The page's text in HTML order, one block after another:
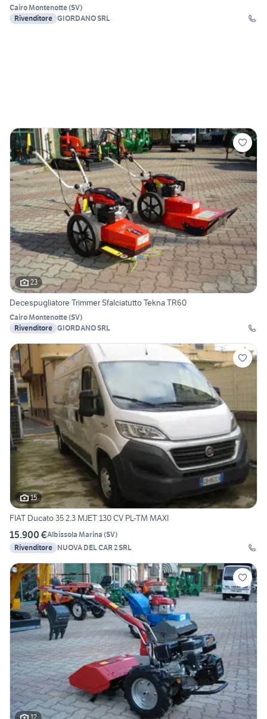
Cairo Montenotte(SV)
Rivenditore GIORDANO SRL
23
Decespugliatore Trimmer Sfalciatutto Tekna TR60
Cairo Montenotte(SV)
Rivenditore GIORDANO SRL
15
FIAT Ducato 35 2.3 MJET 130 CV PL-TM MAXI
15.900 €Albissola Marina (SV)
Rivenditore NUOVA DEL CAR 2 SRL
12